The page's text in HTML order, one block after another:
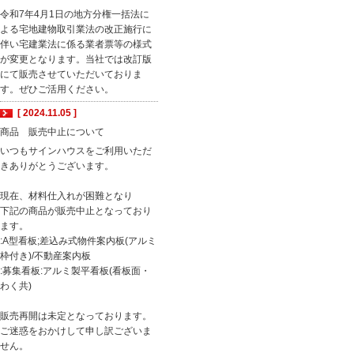
令和7年4月1日の地方分権一括法に
よる宅地建物取引業法の改正施行に
伴い宅建業法に係る業者票等の様式
が変更となります。当社では改訂版
にて販売させていただいておりま
す。ぜひご活用ください。
[ 2024.11.05 ]
商品 販売中止について
いつもサインハウスをご利用いただ
きありがとうございます。
現在、材料仕入れが困難となり
下記の商品が販売中止となっており
ます。
:A型看板;差込み式物件案内板(アルミ
枠付き)/不動産案内板
:募集看板:アルミ製平看板(看板面・
わく共)
販売再開は未定となっております。
ご迷惑をおかけして申し訳ございま
せん。